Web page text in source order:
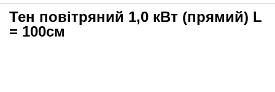
Тен повітряний 1,0 кВт (прямий) L
= 100см